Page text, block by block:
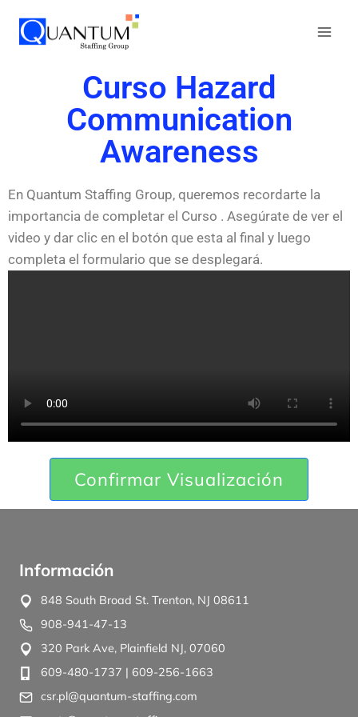
Curso Hazard
Communication
Awareness
En Quantum Staffing Group, queremos recordarte la
importancia de completar el Curso . Asegúrate de ver el
video y dar clic en el botón que esta al final y luego
completa el formulario que se desplegará.
Confirmar Visualización
Información
848 South Broad St. Trenton, NJ 08611
908-941-47-13
320 Park Ave, Plainfield NJ, 07060
609-480-1737 | 609-256-1663
csr.pl@quantum-staffing.com